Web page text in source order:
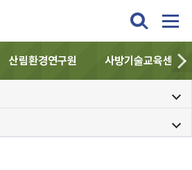
산림환경연구원 사방기술교육센터